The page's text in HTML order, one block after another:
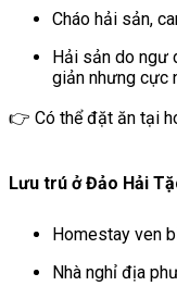
Cháo hải sản,
Hải sản do ngư
giản nhưng cực
👉 Có thể đặt ăn tại
Lưu trú ở Đảo Hải
Homestay ven
Nhà nghỉ địa